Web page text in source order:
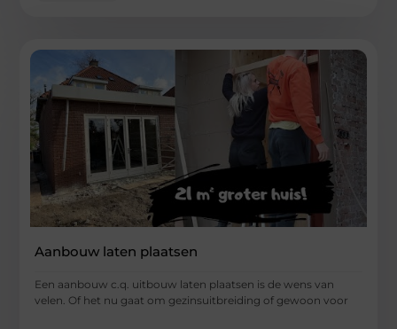
Aanbouw laten plaatsen
Een aanbouw c.q. uitbouw laten plaatsen is de wens van
velen. Of het nu gaat om gezinsuitbreiding of gewoon voor